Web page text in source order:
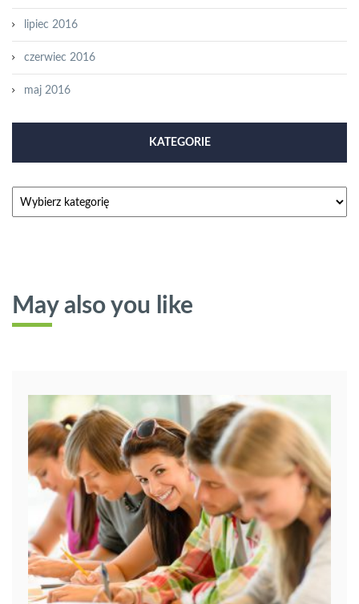
lipiec 2016
czerwiec 2016
maj 2016
KATEGORIE
May also you like